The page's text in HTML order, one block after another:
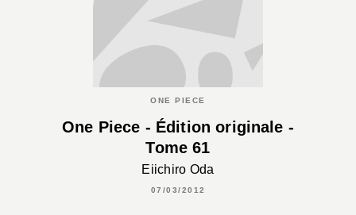
ONE PIECE
One Piece - Édition originale -
Tome 61
Eiichiro Oda
07/03/2012